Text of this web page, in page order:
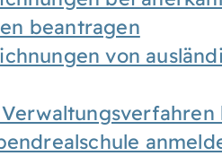
beantragen
von